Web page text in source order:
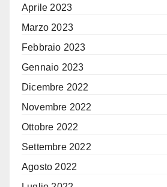
Aprile 2023
Marzo 2023
Febbraio 2023
Gennaio 2023
Dicembre 2022
Novembre 2022
Ottobre 2022
Settembre 2022
Agosto 2022